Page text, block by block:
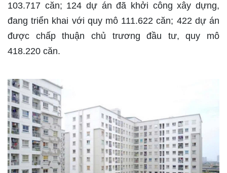
103.717 căn; 124 dự án đã khởi công xây dựng,
đang triển khai với quy mô 111.622 căn; 422 dự án
được chấp thuận chủ trương đầu tư, quy mô
418.220 căn.